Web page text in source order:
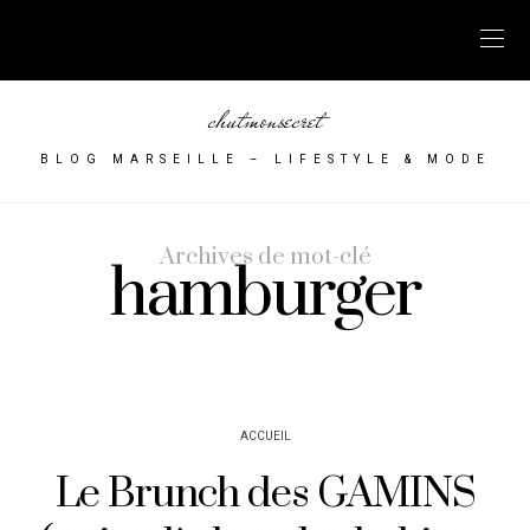
chutmonsecret
BLOG MARSEILLE – LIFESTYLE & MODE
Archives de mot-clé
hamburger
ACCUEIL
Le Brunch des GAMINS